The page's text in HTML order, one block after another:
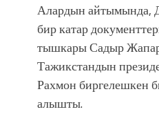
ТҮБӨЛҮК СИМВОЛУ
Кыргызстандагы эң ири
фонтанды көрүү үчүн
Park'ка 30 миң адам
Алардын айтымында,
бир катар
тышкары Садыр
Тажикстандын
Рахмон биргелешкен
алышты.